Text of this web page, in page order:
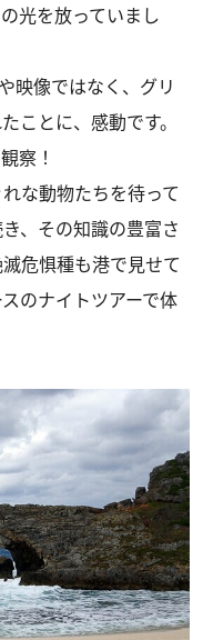
光を放っていまし
映像ではなく、グリ
ことに、感動です。
察！
な動物たちを待って
、その知識の豊富さ
危惧種も港で見せて
のナイトツアーで体